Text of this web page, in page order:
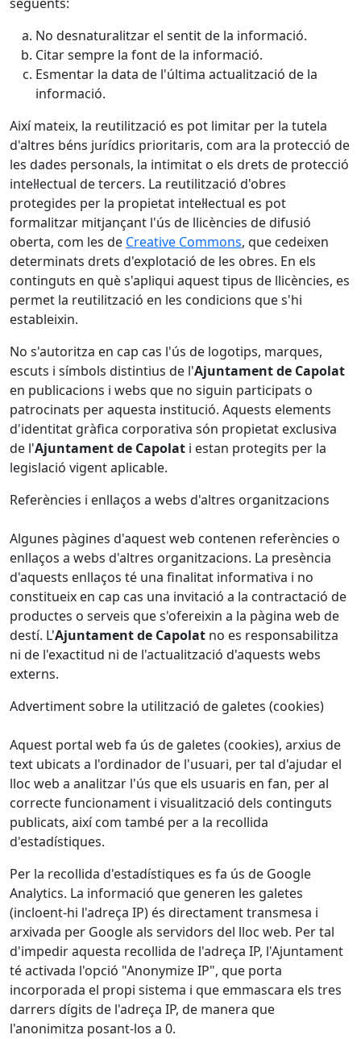
No desnaturalitzar el sentit de la informació.
Citar sempre la font de la informació.
Esmentar la data de l'última actualització de la
informació.
Així mateix, la reutilització es pot limitar per la tutela
d'altres béns jurídics prioritaris, com ara la protecció de
les dades personals, la intimitat o els drets de protecció
intel·lectual de tercers. La reutilització d'obres
protegides per la propietat intel·lectual es pot
formalitzar mitjançant l'ús de llicències de difusió
oberta, com les de Creative Commons, que cedeixen
determinats drets d'explotació de les obres. En els
continguts en què s'apliqui aquest tipus de llicències, es
permet la reutilització en les condicions que s'hi
estableixin.
No s'autoritza en cap cas l'ús de logotips, marques,
escuts i símbols distintius de l'Ajuntament de Capolat
en publicacions i webs que no siguin participats o
patrocinats per aquesta institució. Aquests elements
d'identitat gràfica corporativa són propietat exclusiva
de l'Ajuntament de Capolat i estan protegits per la
legislació vigent aplicable.
Referències i enllaços a webs d'altres organitzacions
Algunes pàgines d'aquest web contenen referències o
enllaços a webs d'altres organitzacions. La presència
d'aquests enllaços té una finalitat informativa i no
constitueix en cap cas una invitació a la contractació de
productes o serveis que s'ofereixin a la pàgina web de
destí. L'Ajuntament de Capolat no es responsabilitza
ni de l'exactitud ni de l'actualització d'aquests webs
externs.
Advertiment sobre la utilització de galetes (cookies)
Aquest portal web fa ús de galetes (cookies), arxius de
text ubicats a l'ordinador de l'usuari, per tal d'ajudar el
lloc web a analitzar l'ús que els usuaris en fan, per al
correcte funcionament i visualització dels continguts
publicats, així com també per a la recollida
d'estadístiques.
Per la recollida d'estadístiques es fa ús de Google
Analytics. La informació que generen les galetes
(incloent-hi l'adreça IP) és directament transmesa i
arxivada per Google als servidors del lloc web. Per tal
d'impedir aquesta recollida de l'adreça IP, l'Ajuntament
té activada l'opció "Anonymize IP", que porta
incorporada el propi sistema i que emmascara els tres
darrers dígits de l'adreça IP, de manera que
l'anonimitza posant-los a 0.